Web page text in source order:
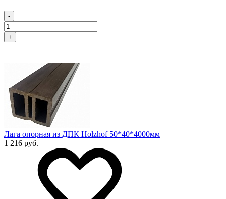
-
+
Лага опорная из ДПК Holzhof 50*40*4000мм
1 216 руб.